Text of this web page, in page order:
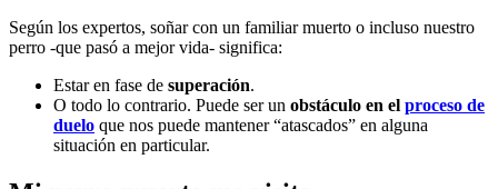
Según los expertos, soñar con un familiar muerto o incluso nuestro
perro -que pasó a mejor vida- significa:
Estar en fase de superación.
O todo lo contrario. Puede ser un obstáculo en el proceso de
duelo que nos puede mantener “atascados” en alguna
situación en particular.